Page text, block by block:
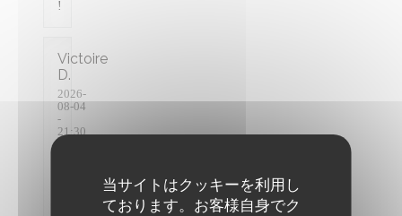
当サイトはクッキーを利用し
ております。お客様自身でク
!
Victoire
D
2026-
08-04
-
21:30